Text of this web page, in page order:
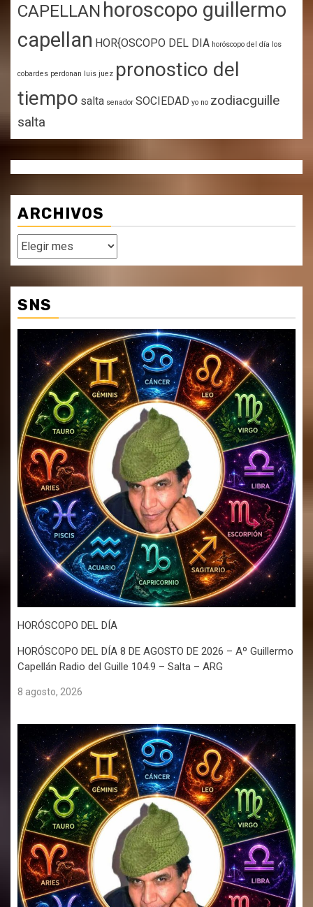
CAPELLAN horoscopo guillermo
capellan HOR{OSCOPO DEL DIA horóscopo del día los
cobardes perdonan luis juez pronostico del
tiempo salta senador SOCIEDAD yo no zodiacguille
salta
ARCHIVOS
Archivos
SNS
HORÓSCOPO DEL DÍA
HORÓSCOPO DEL DÍA 8 DE AGOSTO DE 2026 – Aº Guillermo
Capellán Radio del Guille 104.9 – Salta – ARG
8 agosto, 2026